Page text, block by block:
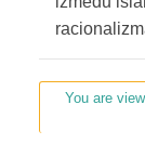
You are